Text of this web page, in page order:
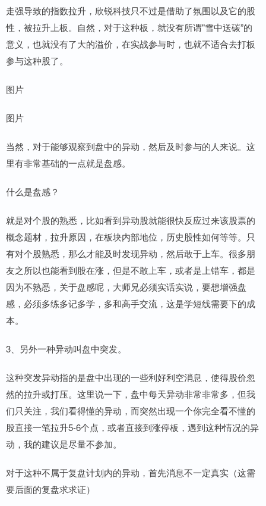
走强导致的指数拉升，欣锐科技只不过是借助了氛围以及它的股
性，被拉升上板。自然，对于这种板，就没有所谓"雪中送碳”的
意义，也就没有了大的溢价，在实战参与时，也就不适合去打板
参与这种股了。
图片
图片
当然，对于能够观察到盘中的异动，然后及时参与的人来说。这
里有非常基础的一点就是盘感。
什么是盘感？
就是对个股的熟悉，比如看到异动股就能很快反应过来该股票的
概念题材，拉升原因，在板块内部地位，历史股性如何等等。只
有对个股熟悉，那么才能及时发现异动，然后敢于上车。很多朋
友之所以也能看到股在涨，但是不敢上车，或者是上错车，都是
因为不熟悉，关于盘感呢，大师兄必须实话实说，要想增强盘
感，必须多练多记多学，多和高手交流，这是学短线需要下的成
本。
3、另外一种异动叫盘中突发。
这种突发异动指的是盘中出现的一些利好利空消息，使得股价忽
然的拉升或打压。这里说一下，盘中每天异动非常非常多，但我
们只关注，我们看得懂的异动，而突然出现一个你完全看不懂的
股直接一笔拉升5-6个点，或者直接到涨停板，遇到这种情况的异
动，我的建议是尽量不参加。
对于这种不属于复盘计划内的异动，首先消息不一定真实（这需
要后面的复盘求求证）